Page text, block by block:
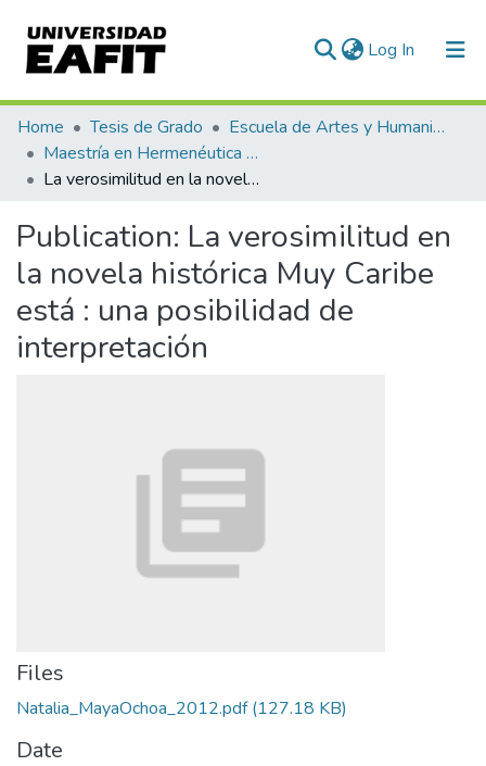
Log In (current)
Communities & Collections
All of DSpace
Home Tesis de Grado
Escuela de Artes y Humanidades
Maestría en Hermenéutica Literaria (tesis)
La verosimilitud en la novela histórica Muy Caribe está : una posibilidad de interpretación
Publication: La verosimilitud en
la novela histórica Muy Caribe
está : una posibilidad de
interpretación
Files
Natalia_MayaOchoa_2012.pdf(127.18 KB)
Date